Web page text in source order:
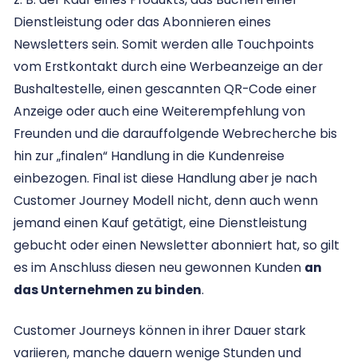
Dienstleistung oder das Abonnieren eines
Newsletters sein. Somit werden alle Touchpoints
vom Erstkontakt durch eine Werbeanzeige an der
Bushaltestelle, einen gescannten QR-Code einer
Anzeige oder auch eine Weiterempfehlung von
Freunden und die darauffolgende Webrecherche bis
hin zur „finalen“ Handlung in die Kundenreise
einbezogen. Final ist diese Handlung aber je nach
Customer Journey Modell nicht, denn auch wenn
jemand einen Kauf getätigt, eine Dienstleistung
gebucht oder einen Newsletter abonniert hat, so gilt
es im Anschluss diesen neu gewonnen Kunden an
das Unternehmen zu binden.
Customer Journeys können in ihrer Dauer stark
variieren, manche dauern wenige Stunden und